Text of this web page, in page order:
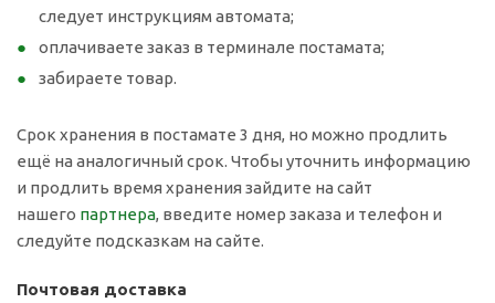
следует инструкциям автомата;
оплачиваете заказ в терминале постамата;
забираете товар.
Срок хранения в постамате 3 дня, но можно продлить
ещё на аналогичный срок. Чтобы уточнить информацию
и продлить время хранения зайдите на сайт
нашего партнера, введите номер заказа и телефон и
следуйте подсказкам на сайте.
Почтовая доставка